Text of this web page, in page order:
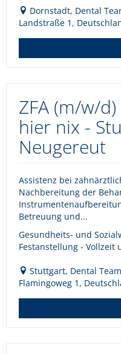
Dornstadt, Dental
Landstraße 1,
ZFA (m/w/
hier nix -
Neugereut
Assistenz bei
Nachbereitung der
Betreuung und...
Gesundheits- und
Festanstellung - Vollzeit
Stuttgart, Dental
Flamingoweg 1,